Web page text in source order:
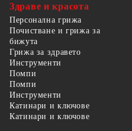
Здраве и красота
Персонална грижа
Почистване и грижа за
бижута
Грижа за здравето
Инструменти
Помпи
Помпи
Инструменти
Катинари и ключове
Катинари и ключове